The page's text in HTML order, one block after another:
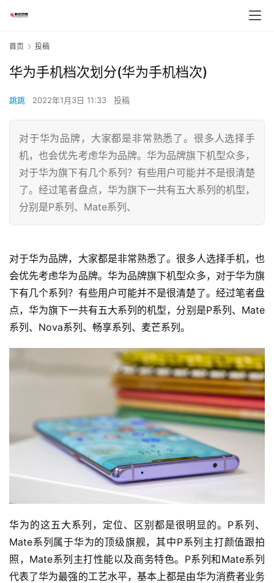
首页 投稿
华为手机档次划分(华为手机档次)
跳跳 2022年1月3日 11:33 投稿
对于华为品牌，大家都是非常熟悉了。很多人选择手
机，也会优先考虑华为品牌。华为品牌旗下机型众多，
对于华为旗下有几个系列？有些用户可能并不是很清楚
了。经过笔者盘点，华为旗下一共有五大系列的机型，
分别是P系列、Mate系列、
对于华为品牌，大家都是非常熟悉了。很多人选择手机，也
会优先考虑华为品牌。华为品牌旗下机型众多，对于华为旗
下有几个系列？有些用户可能并不是很清楚了。经过笔者盘
点，华为旗下一共有五大系列的机型，分别是P系列、Mate
系列、Nova系列、畅享系列、麦芒系列。
华为的这五大系列，定位、区别都是很明显的。P系列、
Mate系列属于华为的顶级旗舰，其中P系列主打颜值跟拍
照，Mate系列主打性能以及商务特色。P系列和Mate系列
代表了华为最强的工艺水平，基本上都是由华为消费者业务